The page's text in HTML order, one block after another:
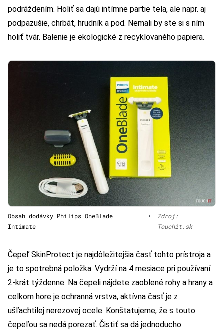
podráždením. Holiť sa dajú intímne partie tela, ale napr. aj
podpazušie, chrbát, hrudník a pod. Nemali by ste si s ním
holiť tvár. Balenie je ekologické z recyklovaného papiera.
Obsah dodávky Philips OneBlade
Intimate
•
Zdroj:
Touchit.sk
Čepeľ SkinProtect je najdôležitejšia časť tohto prístroja a
je to spotrebná položka. Vydrží na 4 mesiace pri používaní
2-krát týždenne. Na čepeli nájdete zaoblené rohy a hrany a
celkom hore je ochranná vrstva, aktívna časť je z
ušľachtilej nerezovej ocele. Konštatujeme, že s touto
čepeľou sa nedá porezať. Čistiť sa dá jednoducho